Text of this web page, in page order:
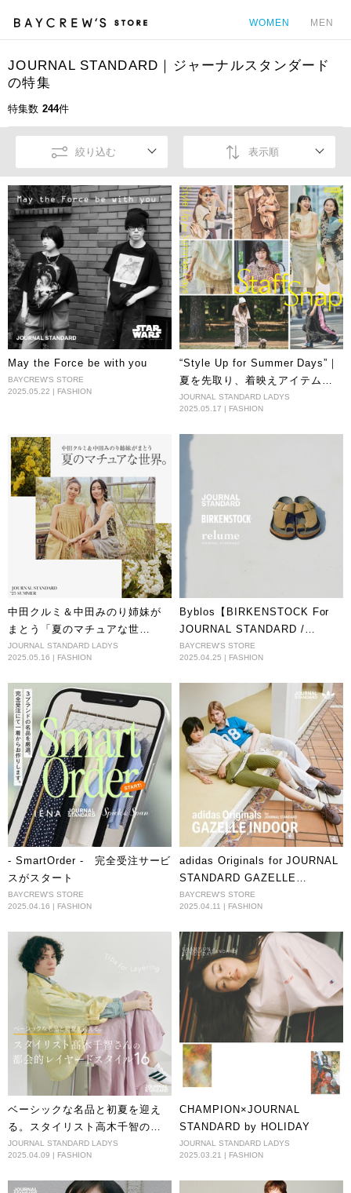
WOMEN MEN
JOURNAL STANDARD｜ジャーナルスタンダード
の特集
特集数 244件
絞り込む 表示順
May the Force be with you
BAYCREW'S STORE
2025.05.22 | FASHION
“Style Up for Summer Days”｜
夏を先取り、着映えアイテムを
纏って出かけよう。
JOURNAL STANDARD LADYS
2025.05.17 | FASHION
中田クルミ＆中田みのり姉妹が
まとう「夏のマチュアな世
界。」
JOURNAL STANDARD LADYS
2025.05.16 | FASHION
Byblos【BIRKENSTOCK For
JOURNAL STANDARD /
JOURNAL STANDARD
relume】
BAYCREW'S STORE
2025.04.25 | FASHION
- SmartOrder - 完全受注サービ
スがスタート
BAYCREW'S STORE
2025.04.16 | FASHION
adidas Originals for JOURNAL
STANDARD GAZELLE
INDOOR
BAYCREW'S STORE
2025.04.11 | FASHION
ベーシックな名品と初夏を迎え
る。スタイリスト高木千智の都
会的レイヤードスタイル16
JOURNAL STANDARD LADYS
2025.04.09 | FASHION
CHAMPION×JOURNAL
STANDARD by HOLIDAY
JOURNAL STANDARD LADYS
2025.03.21 | FASHION